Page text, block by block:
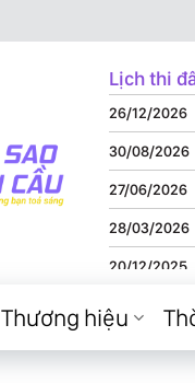
Lịch thi
26/12/2026
30/08/2026
27/06/2026
28/03/2026
20/12/2025
Thương hiệu